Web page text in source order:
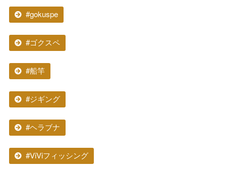
#gokuspe
#ゴクスペ
#船竿
#ジギング
#ヘラブナ
#ViViフィッシング